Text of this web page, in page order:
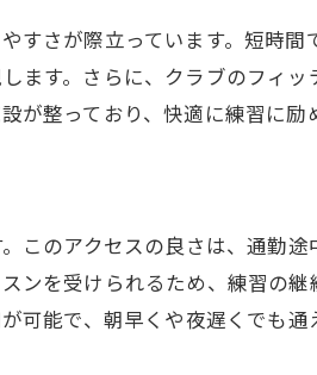
ゴルフウテミルの魅力
プ
ング
ゴルフ
すさが際立っています。短時
ます。さらに、クラブのフィ
整っており、快適に練習に励
このアクセスの良さは、通勤
ンを受けられるため、練習の
可能で、朝早くや夜遅くでも